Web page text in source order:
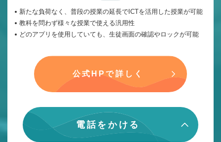
新たな負荷なく、普段の授業の延長でICTを活用した授業が可能
教科を問わず様々な授業で使える汎用性
どのアプリを使用していても、生徒画面の確認やロックが可能
公式HPで詳しく
電話をかける